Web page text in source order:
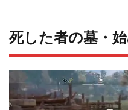
死した者の墓・